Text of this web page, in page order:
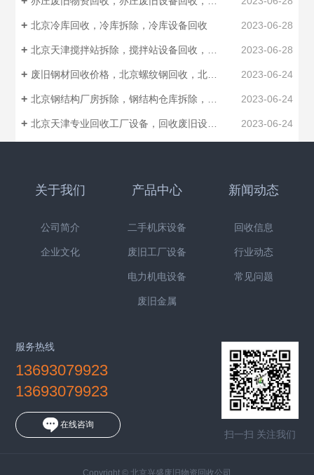
北京冷库回收，冷库拆除，冷库设备回收 2023-06-28
北京天津搅拌站拆除，搅拌站设备回收，拌合站设备回收 2023-06-28
废旧钢材回收价格，北京螺纹钢回收，北京钢管回收厂家 2023-06-24
北京钢结构厂房拆除，钢结构仓库拆除，钢结构回收制作安装 2023-06-24
北京天津专业回收工厂设备，回收废旧设备，工业设备回收 2023-06-24
关于我们
公司简介
企业文化
产品中心
二手机床设备
废旧工厂设备
电力机电设备
废旧金属
新闻动态
回收信息
行业动态
常见问题
扫一扫 关注我们
服务热线
13693079923
13693079923
在线咨询
Copyright © 北京兴盛废旧物资回收公司